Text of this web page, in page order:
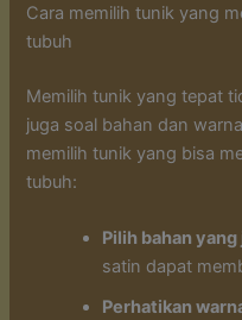
Cara memilih tunik yang
tubuh
Memilih tunik yang tepat
juga soal bahan dan
memilih tunik yang bisa
tubuh:
Pilih bahan yang
satin dapat
Perhatikan